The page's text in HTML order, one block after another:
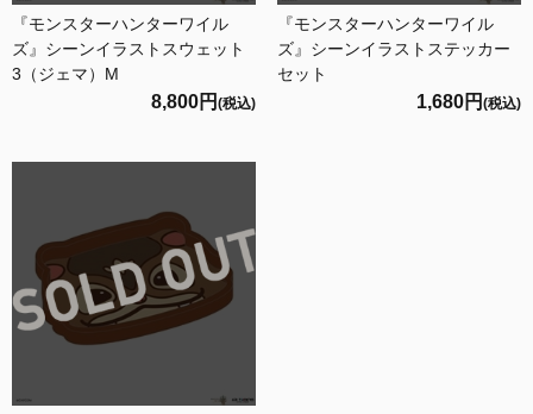
『モンスターハンターワイル
ズ』シーンイラストスウェット
3（ジェマ）M
8,800円 (税込)
『モンスターハンターワイル
ズ』シーンイラストステッカー
セット
1,680円 (税込)